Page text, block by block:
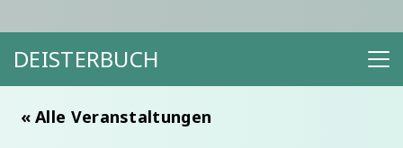
DEISTERBUCH
« Alle Veranstaltungen